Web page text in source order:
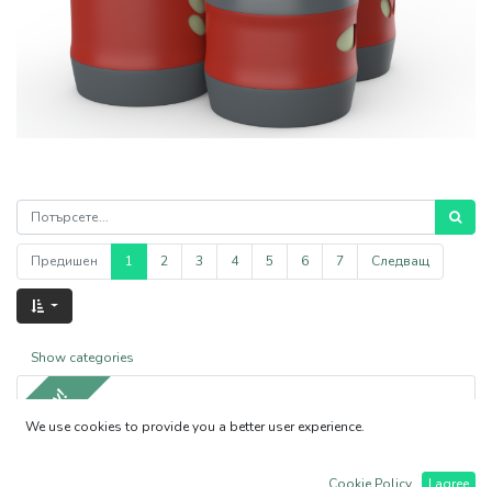
Предишен 1 2 3 4 5 6 7 Следващ
Show categories
New!
We use cookies to provide you a better user experience.